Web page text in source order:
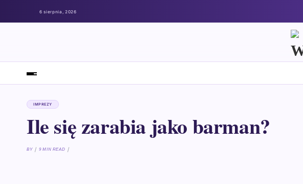
6 sierpnia, 2026
IMPREZY
Ile się zarabia jako barman?
BY 9 MIN READ